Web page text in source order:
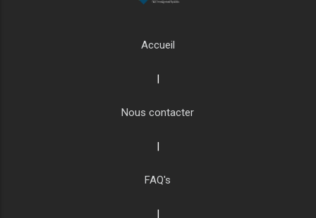
Accueil
Nous contacter
FAQ's